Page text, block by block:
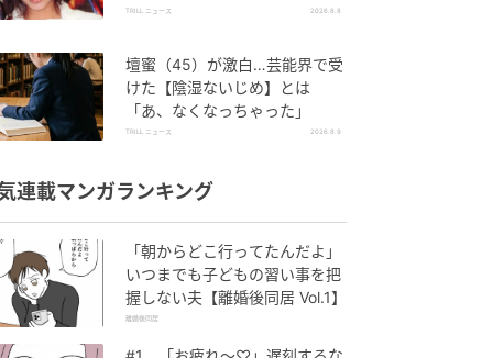
靡した「伝説的」逸材
TRILL ニュース 2026.8.8
壇蜜（45）が激白…芸能界で受
けた【陰湿ないじめ】とは
「あ、なくなっちゃった」
TRILL ニュース 2026.8.9
連載マンガランキング
「朝からどこ行ってたんだよ」
いつまでも子どもの習い事を把
握しない夫【離婚後同居 Vol.1】
離婚後同居